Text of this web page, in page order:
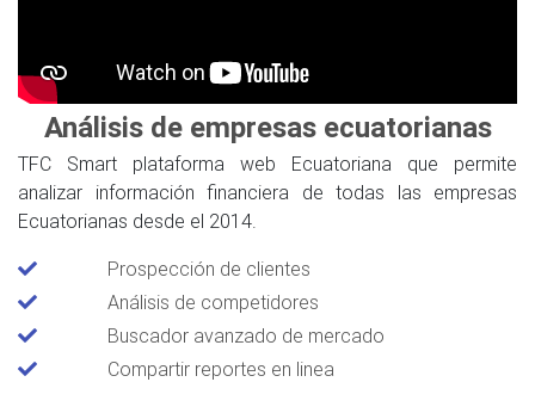
Análisis de empresas ecuatorianas
TFC Smart plataforma web Ecuatoriana que permite
analizar información financiera de todas las empresas
Ecuatorianas desde el 2014.
Prospección de clientes
Análisis de competidores
Buscador avanzado de mercado
Compartir reportes en linea